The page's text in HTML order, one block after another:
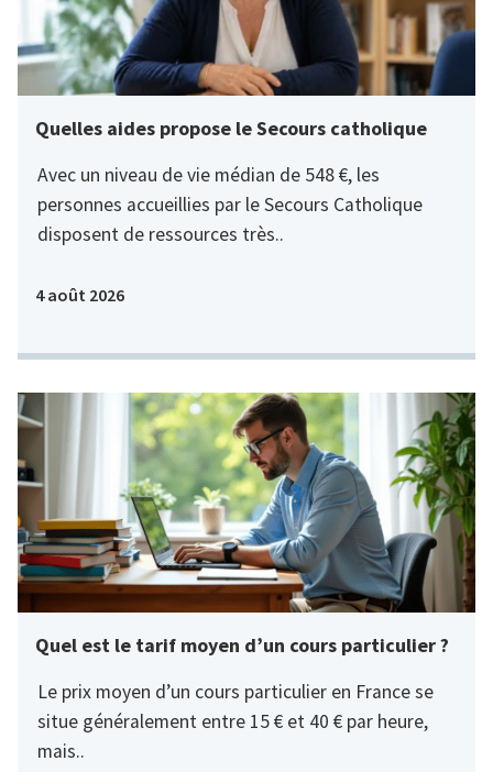
Quelles aides propose le Secours catholique
Avec un niveau de vie médian de 548 €, les
personnes accueillies par le Secours Catholique
disposent de ressources très..
4 août 2026
Quel est le tarif moyen d’un cours particulier ?
Le prix moyen d’un cours particulier en France se
situe généralement entre 15 € et 40 € par heure,
mais..